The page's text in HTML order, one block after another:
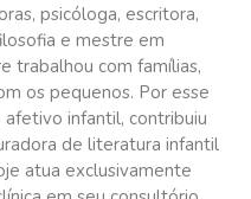
psicóloga, escritora,
e mestre em
trabalhou com famílias,
os pequenos. Por esse
afetivo infantil, contribuiu
de literatura infantil
atua exclusivamente